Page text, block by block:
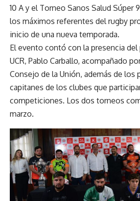
10 A y el Torneo Sanos Salud Súper
los máximos referentes del rugby
inicio de una nueva temporada.
El evento contó con la presencia del
UCR, Pablo Carballo, acompañado
Consejo de la Unión, además de los
capitanes de los clubes que
competiciones. Los dos torneos
marzo.